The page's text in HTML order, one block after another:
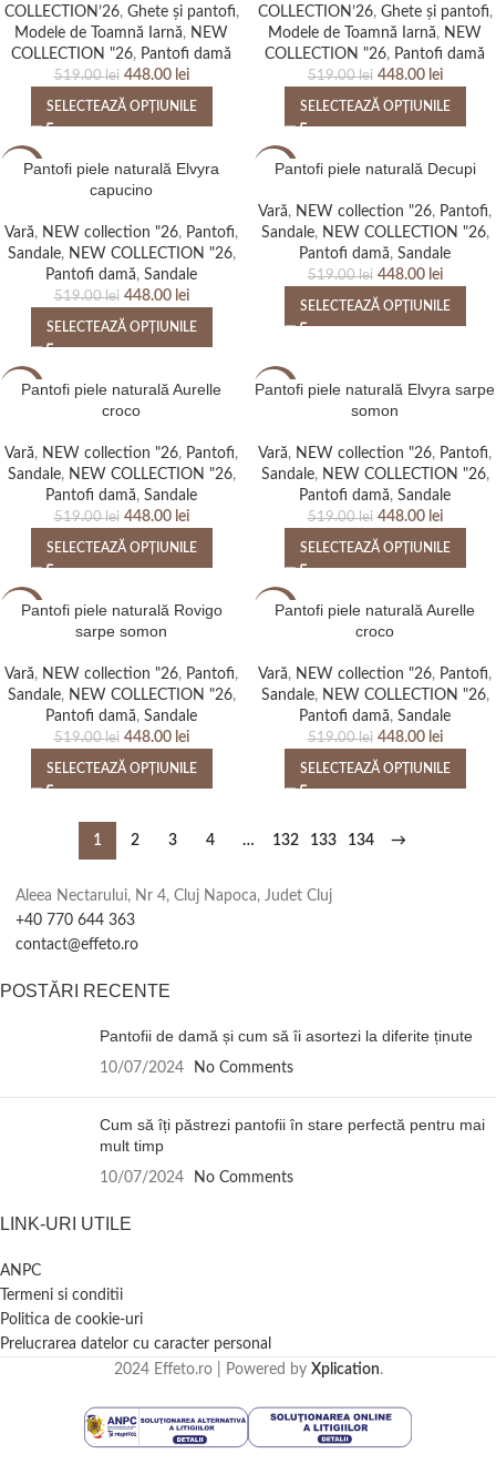
COLLECTION’26, Ghete și pantofi,
Modele de Toamnă Iarnă, NEW
COLLECTION "26, Pantofi damă
519.00lei 448.00 lei
SELECTEAZĂ OPȚIUNILE
COLLECTION’26, Ghete și pantofi,
Modele de Toamnă Iarnă, NEW
COLLECTION "26, Pantofi damă
519.00lei 448.00 lei
SELECTEAZĂ OPȚIUNILE
-14%Pantofi piele naturală Elvyra
capucino
Vară, NEW collection "26, Pantofi,
Sandale, NEW COLLECTION "26,
Pantofi damă, Sandale
519.00lei 448.00 lei
SELECTEAZĂ OPȚIUNILE
-14%
NEW
Pantofi piele naturală Decupi
Vară, NEW collection "26, Pantofi,
Sandale, NEW COLLECTION "26,
Pantofi damă, Sandale
519.00lei 448.00 lei
SELECTEAZĂ OPȚIUNILE
-14%
Pantofi piele naturală Aurelle
croco
Vară, NEW collection "26, Pantofi,
Sandale, NEW COLLECTION "26,
Pantofi damă, Sandale
519.00lei 448.00 lei
SELECTEAZĂ OPȚIUNILE
-14%
Pantofi piele naturală Elvyra sarpe
somon
Vară, NEW collection "26, Pantofi,
Sandale, NEW COLLECTION "26,
Pantofi damă, Sandale
519.00lei 448.00 lei
SELECTEAZĂ OPȚIUNILE
-14%
Pantofi piele naturală Rovigo
sarpe somon
Vară, NEW collection "26, Pantofi,
Sandale, NEW COLLECTION "26,
Pantofi damă, Sandale
519.00lei 448.00 lei
SELECTEAZĂ OPȚIUNILE
-14%
Pantofi piele naturală Aurelle
croco
Vară, NEW collection "26, Pantofi,
Sandale, NEW COLLECTION "26,
Pantofi damă, Sandale
519.00lei 448.00 lei
SELECTEAZĂ OPȚIUNILE
1 2 3 4 … 132 133 134 →
Aleea Nectarului, Nr 4, Cluj Napoca, Judet Cluj
+40 770 644 363
contact@effeto.ro
POSTĂRI RECENTE
Pantofii de damă și cum să îi asortezi la diferite ținute
10/07/2024 No Comments
Cum să îți păstrezi pantofii în stare perfectă pentru mai
mult timp
10/07/2024 No Comments
LINK-URI UTILE
ANPC
Termeni si conditii
Politica de cookie-uri
Prelucrarea datelor cu caracter personal
2024 Effeto.ro | Powered by Xplication.